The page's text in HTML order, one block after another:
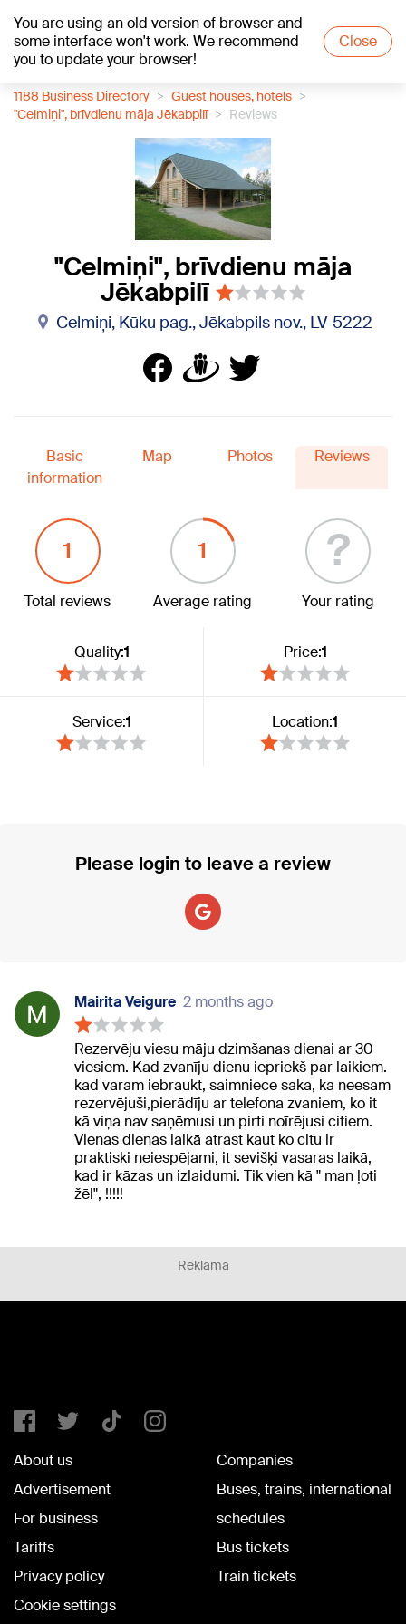
You are using an old version of browser and
some interface won't work. We recommend
you to update your browser!
Close
+20°C
1188 Business Directory
Guest houses, hotels
"Celmiņi", brīvdienu māja Jēkabpilī
Reviews
"Celmiņi", brīvdienu māja
Jēkabpilī
Celmiņi, Kūku pag., Jēkabpils nov., LV-5222
Basic
information
Map Photos Reviews
1
Total reviews
1
Average rating
?
Your rating
Quality:1 Price:1
Service:1 Location:1
Please login to leave a review
Mairita Veigure 2 months ago
Rezervēju viesu māju dzimšanas dienai ar 30
viesiem. Kad zvanīju dienu iepriekš par laikiem.
kad varam iebraukt, saimniece saka, ka neesam
rezervējuši,pierādīju ar telefona zvaniem, ko it
kā viņa nav saņēmusi un pirti noīrējusi citiem.
Vienas dienas laikā atrast kaut ko citu ir
praktiski neiespējami, it sevišķi vasaras laikā,
kad ir kāzas un izlaidumi. Tik vien kā " man ļoti
žēl", !!!!!
Reklāma
About us
Advertisement
For business
Tariffs
Privacy policy
Cookie settings
Companies
Buses, trains, international
schedules
Bus tickets
Train tickets